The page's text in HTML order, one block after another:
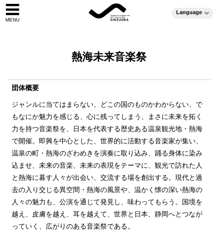
Language
熱海未来音楽祭
団体概要
ジャンルに当てはまらない、どこの国のものかわからない、で
もなにか魅力を感じる、心に残ってしまう、まさに未来を拓く
力を持つ音楽祭を、日本を代表する歴史ある温泉観光地・熱海
で開催。即興を中心とした、世界的に活動する音楽家が集い、
温泉の町・熱海のざわめきを演奏に取り込み、踊る身体に染み
込ませ、未来の音楽、未来の表現をテーマに、観光で訪れた人
と熱海に暮す人々が出会い、交流する場を創出する。現代と過
去の入り交じる異空間・熱海の風景や、温かく懐の深い熱海の
人々の魅力も、公演を通じて発見し、味わってもらう。国境を
越え、皮膚を越え、耳を越えて、世界と日本、静岡へとつなが
っていく、広がりのある音楽祭である。